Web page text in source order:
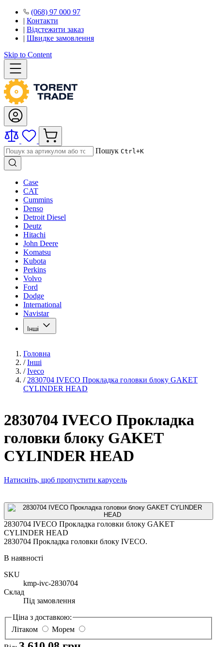
(068) 97 000 97
| Контакти
| Відстежити заказ
| Швидке замовлення
Skip to Content
Пошук Ctrl+K
Case
CAT
Cummins
Denso
Detroit Diesel
Deutz
Hitachi
John Deere
Komatsu
Kubota
Perkins
Volvo
Ford
Dodge
International
Navistar
Інші
Головна
/ Інші
/ Iveco
/ 2830704 IVECO Прокладка головки блоку GAKET
CYLINDER HEAD
2830704 IVECO Прокладка
головки блоку GAKET
CYLINDER HEAD
Натисніть, щоб пропустити карусель
2830704 IVECO Прокладка головки блоку GAKET
CYLINDER HEAD
2830704 Прокладка головки блоку IVECO.
В наявності
SKU
kmp-ivc-2830704
Склад
Під замовлення
Ціна з доставкою:
Літаком
Морем